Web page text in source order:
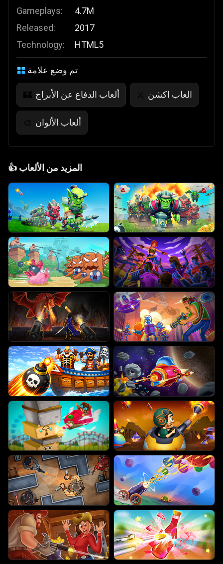
Gameplays:
Released:
Technology:
4.7M
2017
HTML5
تم وضع علامة
🏰 ألعاب الدفاع عن الأبراج ⚔️ العاب اكشن
🎨 ألعاب الألوان
👍 المزيد من الألعاب